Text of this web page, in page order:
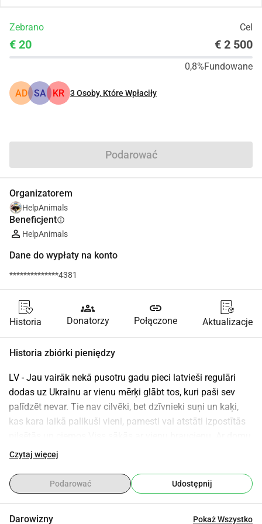
Zebrano Cel
€ 20 € 2 500
0,8%Fundowane
AD SA KR 3Osoby, Które Wpłaciły
Podarować
Organizatorem
HelpAnimals
Beneficjentinfo
HelpAnimals
Dane do wypłaty na konto
**************4381
Historia
groups
Donatorzy
link
Połączone Aktualizacje
Historia zbiórki pieniędzy
LV - Jau vairāk nekā pusotru gadu pieci latvieši regulāri
dodas uz Ukrainu ar vienu mērķi glābt tos, kuri paši sev
palīdzēt nevar. Tie nav cilvēki, bet dzīvnieki suņi un kaķi,
kas kara laikā palikuši vieni, pamesti vai atstāti izpostītās
aizvest humāno palīdzību un apskatīties, kā var palīdzēt.
iedomājušies izsalkuši suņi, ievainoti kaķi, dzīvnieki, kas
nedēļām ilgi gaidījuši savus saimniekus pie
Czytaj więcej
Podarować Udostępnij
Darowizny Pokaż Wszystko